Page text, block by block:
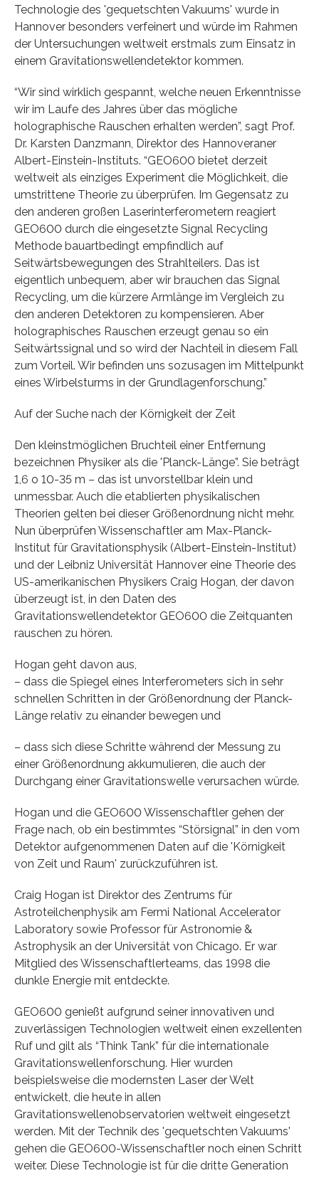
Technologie des 'gequetschten Vakuums' wurde in
Hannover besonders verfeinert und würde im Rahmen
der Untersuchungen weltweit erstmals zum Einsatz in
einem Gravitationswellendetektor kommen.
“Wir sind wirklich gespannt, welche neuen Erkenntnisse
wir im Laufe des Jahres über das mögliche
holographische Rauschen erhalten werden”, sagt Prof.
Dr. Karsten Danzmann, Direktor des Hannoveraner
Albert-Einstein-Instituts. “GEO600 bietet derzeit
weltweit als einziges Experiment die Möglichkeit, die
umstrittene Theorie zu überprüfen. Im Gegensatz zu
den anderen großen Laserinterferometern reagiert
GEO600 durch die eingesetzte Signal Recycling
Methode bauartbedingt empfindlich auf
Seitwärtsbewegungen des Strahlteilers. Das ist
eigentlich unbequem, aber wir brauchen das Signal
Recycling, um die kürzere Armlänge im Vergleich zu
den anderen Detektoren zu kompensieren. Aber
holographisches Rauschen erzeugt genau so ein
Seitwärtssignal und so wird der Nachteil in diesem Fall
zum Vorteil. Wir befinden uns sozusagen im Mittelpunkt
eines Wirbelsturms in der Grundlagenforschung.”
Auf der Suche nach der Körnigkeit der Zeit
Den kleinstmöglichen Bruchteil einer Entfernung
bezeichnen Physiker als die 'Planck-Länge”. Sie beträgt
1,6 o 10-35 m – das ist unvorstellbar klein und
unmessbar. Auch die etablierten physikalischen
Theorien gelten bei dieser Größenordnung nicht mehr.
Nun überprüfen Wissenschaftler am Max-Planck-
Institut für Gravitationsphysik (Albert-Einstein-Institut)
und der Leibniz Universität Hannover eine Theorie des
US-amerikanischen Physikers Craig Hogan, der davon
überzeugt ist, in den Daten des
Gravitationswellendetektor GEO600 die Zeitquanten
rauschen zu hören.
Hogan geht davon aus,
– dass die Spiegel eines Interferometers sich in sehr
schnellen Schritten in der Größenordnung der Planck-
Länge relativ zu einander bewegen und
– dass sich diese Schritte während der Messung zu
einer Größenordnung akkumulieren, die auch der
Durchgang einer Gravitationswelle verursachen würde.
Hogan und die GEO600 Wissenschaftler gehen der
Frage nach, ob ein bestimmtes “Störsignal” in den vom
Detektor aufgenommenen Daten auf die 'Körnigkeit
von Zeit und Raum' zurückzuführen ist.
Craig Hogan ist Direktor des Zentrums für
Astroteilchenphysik am Fermi National Accelerator
Laboratory sowie Professor für Astronomie &
Astrophysik an der Universität von Chicago. Er war
Mitglied des Wissenschaftlerteams, das 1998 die
dunkle Energie mit entdeckte.
GEO600 genießt aufgrund seiner innovativen und
zuverlässigen Technologien weltweit einen exzellenten
Ruf und gilt als “Think Tank” für die internationale
Gravitationswellenforschung. Hier wurden
beispielsweise die modernsten Laser der Welt
entwickelt, die heute in allen
Gravitationswellenobservatorien weltweit eingesetzt
werden. Mit der Technik des 'gequetschten Vakuums'
gehen die GEO600-Wissenschaftler noch einen Schritt
weiter. Diese Technologie ist für die dritte Generation